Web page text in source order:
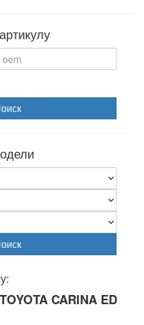
CARINA ED